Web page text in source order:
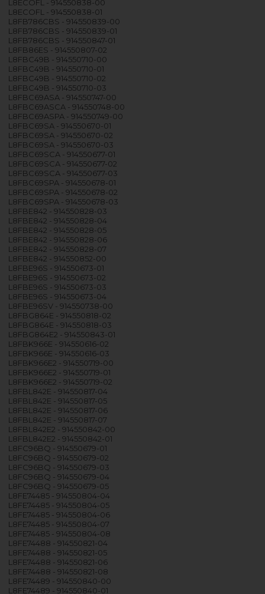
L8ECOFL - 914550838-00
L8ECOFL - 914550838-01
L8FB786CBS - 914550839-00
L8FB786CBS - 914550839-01
L8FB786CBS - 914550847-01
L8FB86ES - 914550807-02
L8FBC49B - 914550710-00
L8FBC49B - 914550710-01
L8FBC49B - 914550710-02
L8FBC49B - 914550710-03
L8FBC69ASA - 914550747-00
L8FBC69ASCA - 914550748-00
L8FBC69ASPA - 914550749-00
L8FBC69SA - 914550670-01
L8FBC69SA - 914550670-02
L8FBC69SA - 914550670-03
L8FBC69SCA - 914550677-01
L8FBC69SCA - 914550677-02
L8FBC69SCA - 914550677-03
L8FBC69SPA - 914550678-01
L8FBC69SPA - 914550678-02
L8FBC69SPA - 914550678-03
L8FBE842 - 914550828-03
L8FBE842 - 914550828-04
L8FBE842 - 914550828-05
L8FBE842 - 914550828-06
L8FBE842 - 914550828-07
L8FBE842 - 914550852-00
L8FBE96S - 914550673-01
L8FBE96S - 914550673-02
L8FBE96S - 914550673-03
L8FBE96S - 914550673-04
L8FBE96SV - 914550738-00
L8FBG864E - 914550818-02
L8FBG864E - 914550818-03
L8FBG864E2 - 914550843-01
L8FBK966E - 914550616-02
L8FBK966E - 914550616-03
L8FBK966E2 - 914550719-00
L8FBK966E2 - 914550719-01
L8FBK966E2 - 914550719-02
L8FBL842E - 914550817-04
L8FBL842E - 914550817-05
L8FBL842E - 914550817-06
L8FBL842E - 914550817-07
L8FBL842E2 - 914550842-00
L8FBL842E2 - 914550842-01
L8FC96BQ - 914550679-01
L8FC96BQ - 914550679-02
L8FC96BQ - 914550679-03
L8FC96BQ - 914550679-04
L8FC96BQ - 914550679-05
L8FE74485 - 914550804-04
L8FE74485 - 914550804-05
L8FE74485 - 914550804-06
L8FE74485 - 914550804-07
L8FE74485 - 914550804-08
L8FE74488 - 914550821-04
L8FE74488 - 914550821-05
L8FE74488 - 914550821-06
L8FE74488 - 914550821-08
L8FE74489 - 914550840-00
L8FE74489 - 914550840-01